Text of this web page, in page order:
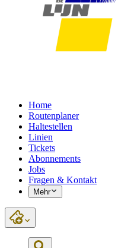
Home
Routenplaner
Haltestellen
Linien
Tickets
Abonnements
Jobs
Fragen & Kontakt
Mehr